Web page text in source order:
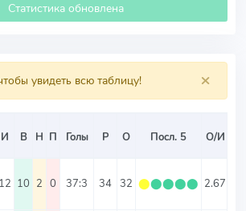
Статистика обновлена
×
увидеть всю таблицу!
И В Н П Голы Р О Посл. 5 О/И
12 10 2 0 37:3 34 32 ⬤⬤⬤⬤⬤ 2.67